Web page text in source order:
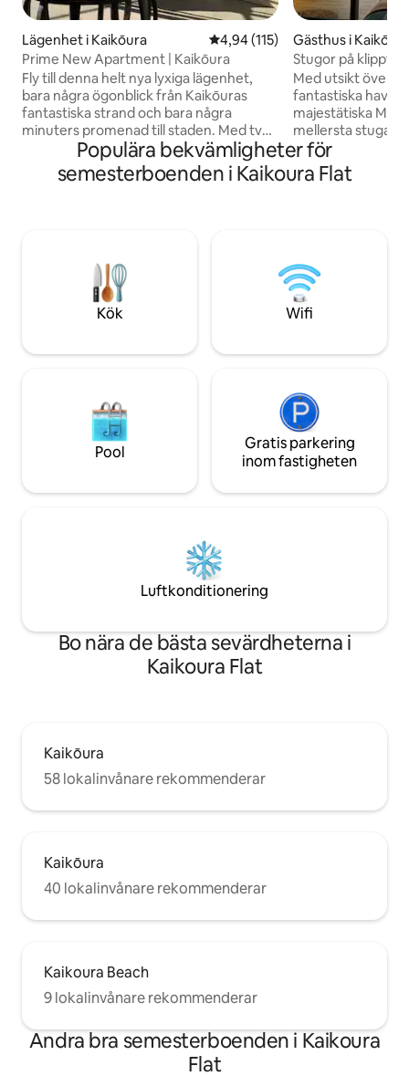
Lägenhet i Kaikōura 4,94 av 5 i genomsnittligt
4,94 (115)
Prime New Apartment | Kaikōura
Fly till denna helt nya lyxiga lägenhet,
bara några ögonblick från Kaikōuras
fantastiska strand och bara några
minuters promenad till staden. Med två
sovrum med king size-säng med lyxiga
sängkläder och en utfällbar queen-soffa
om så önskas. På övervåningen kan du
är kustliv när det är som bäst. Koppla av
med stil med allt bara ett stenkast — din
drömresa Kaikōura väntar.
Gästhus i
Stugor på
Med utsikt över
fantastiska havet
majestätiska Mt
mellersta stuga
utsikt i alla
stranden
bilresa från lokala
gräsmattan med
att upptäcka en
av delfiner.
Populära bekvämligheter för
semesterboenden i Kaikoura Flat
Kök Wifi
Pool
Gratis parkering
inom fastigheten
Luftkonditionering
Bo nära de bästa sevärdheterna i
Kaikoura Flat
Kaikōura
58 lokalinvånare rekommenderar
Kaikōura
40 lokalinvånare rekommenderar
Kaikoura Beach
9 lokalinvånare rekommenderar
Andra bra semesterboenden i Kaikoura
Flat